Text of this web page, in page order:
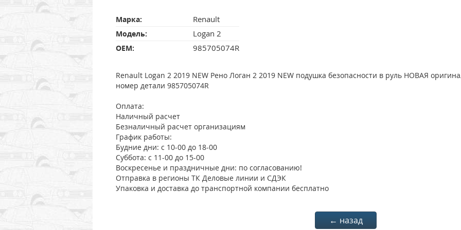
Марка: Renault
Модель: Logan 2
OEM: 985705074R
Renault Logan 2 2019 NEW Рено Логан 2 2019 NEW подушка безопасности в руль НОВАЯ
номер детали 985705074R
Оплата:
Наличный расчет
Безналичный расчет организациям
График работы:
Будние дни: с 10-00 до 18-00
Суббота: с 11-00 до 15-00
Воскресенье и праздничные дни: по согласованию!
Отправка в регионы ТК Деловые линии и СДЭК
Упаковка и доставка до транспортной компании бесплатно
← назад